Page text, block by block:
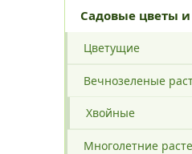
Садовые цветы и
Цветущие
Вечнозеленые
Хвойные
Многолетние